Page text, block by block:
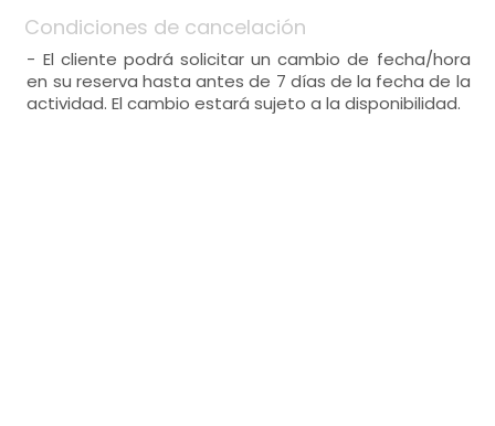
Condiciones de cancelación
- El cliente podrá solicitar un cambio de fecha/hora
en su reserva hasta antes de 7 días de la fecha de la
actividad. El cambio estará sujeto a la disponibilidad.